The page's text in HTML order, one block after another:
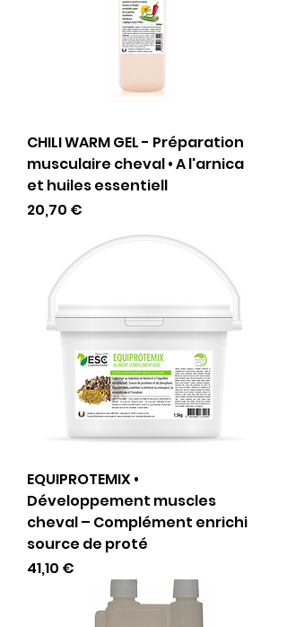
CHILI WARM GEL - Préparation
musculaire cheval • A l'arnica
et huiles essentiell
Preis
20,70 €
EQUIPROTEMIX •
Développement muscles
cheval – Complément enrichi
source de proté
Preis
41,10 €